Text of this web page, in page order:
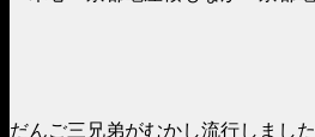
だんご三兄弟がむかし流行しました